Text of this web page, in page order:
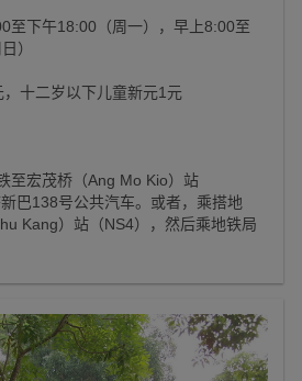
下午18:00（周一），早上8:00至
）
十二岁以下儿童新元1元
宏茂桥（Ang Mo Kio）站
新巴138号公共汽车。或者，乘搭地
Kang）站（NS4），然后乘地铁局